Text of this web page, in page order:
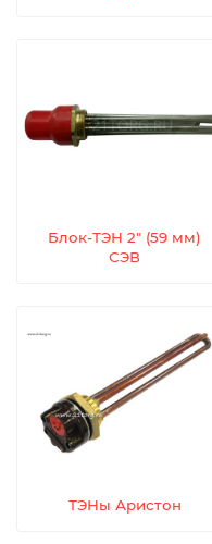
Блок-ТЭН 2" (59 мм)
СЭВ
ТЭНы Аристон